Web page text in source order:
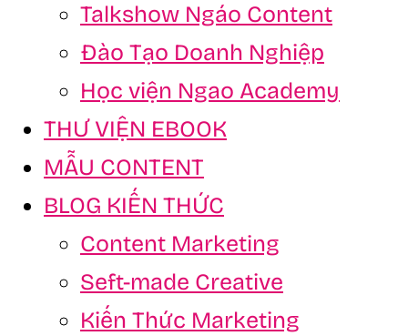
Talkshow Ngáo Content
Đào Tạo Doanh Nghiệp
Học viện Ngao Academy
THƯ VIỆN EBOOK
MẪU CONTENT
BLOG KIẾN THỨC
Content Marketing
Seft-made Creative
Kiến Thức Marketing